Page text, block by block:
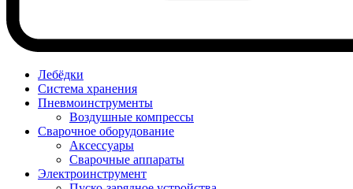
Лебёдки
Система хранения
Пневмоинструменты
Воздушные компрессы
Сварочное оборудование
Аксессуары
Сварочные аппараты
Электроинструмент